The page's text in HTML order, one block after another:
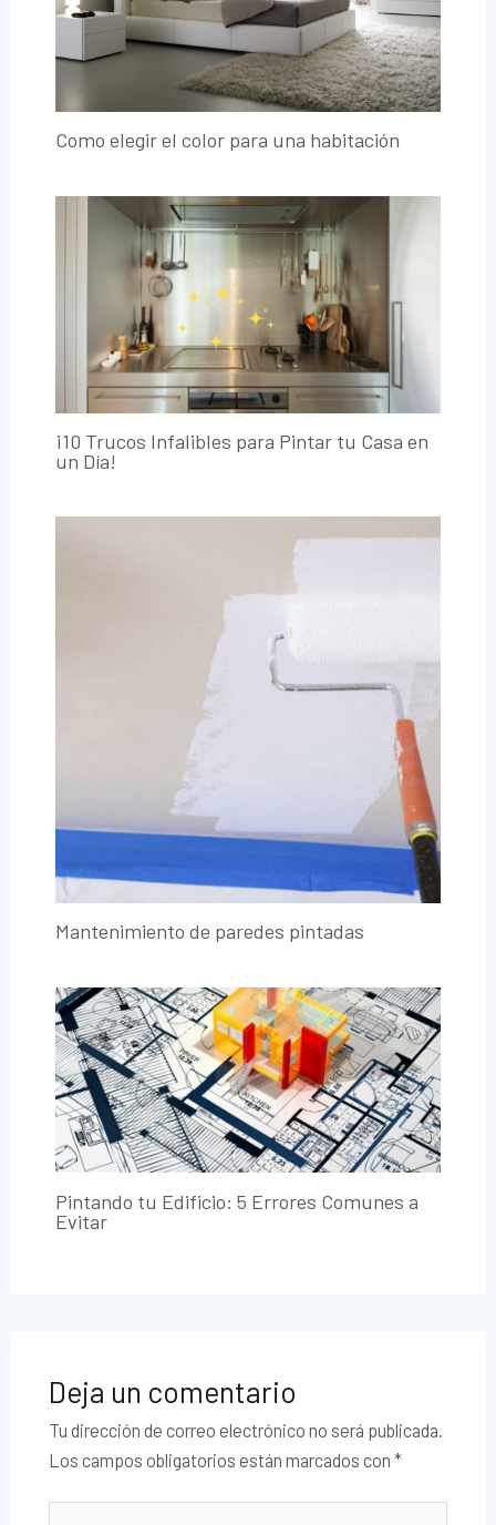
Como elegir el color para una habitación
¡10 Trucos Infalibles para Pintar tu Casa en
un Día!
Mantenimiento de paredes pintadas
Pintando tu Edificio: 5 Errores Comunes a
Evitar
Deja un comentario
Tu dirección de correo electrónico no será publicada.
Los campos obligatorios están marcados con *